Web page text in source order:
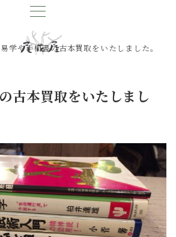
易学や手相書の古本買取をいたしました。
古本買取をいたしまし